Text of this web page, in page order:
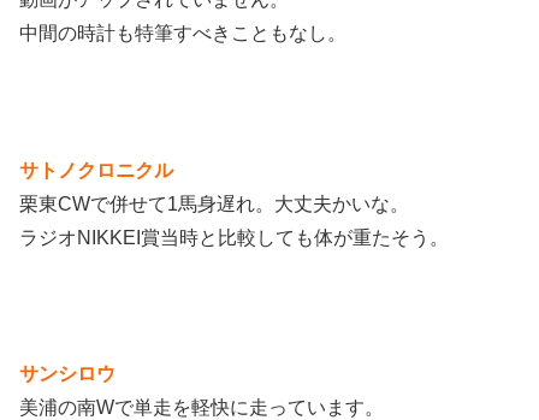
中間の時計も特筆すべきこともなし。
サトノクロニクル
栗東CWで併せて1馬身遅れ。大丈夫かいな。
ラジオNIKKEI賞当時と比較しても体が重たそう。
サンシロウ
美浦の南Wで単走を軽快に走っています。